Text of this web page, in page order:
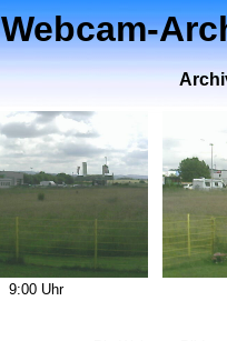
Webcam-
9:00 Uhr